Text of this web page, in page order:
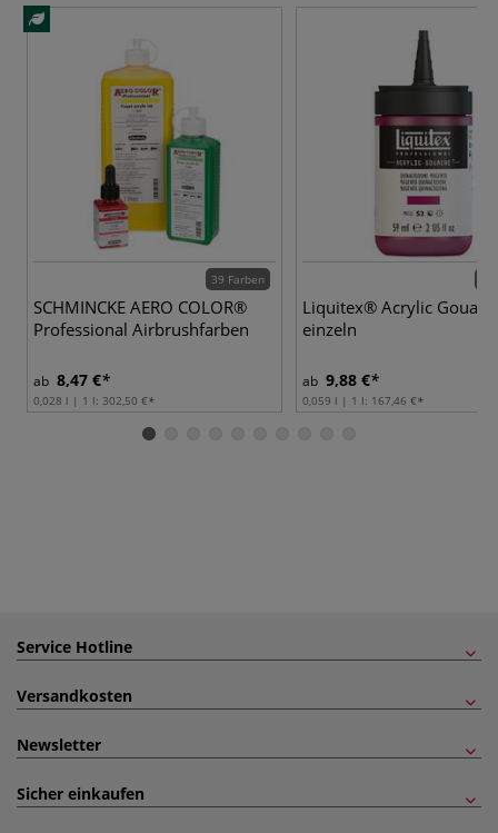
39 Farben
SCHMINCKE AERO COLOR®
Professional Airbrushfarben
ab 8,47 €
0,028 l | 1 l: 302,50 €
Liquitex® Acrylic
einzeln
ab 9,88 €
0,059 l | 1 l: 167,46 €
Service Hotline
Versandkosten
Newsletter
Sicher einkaufen